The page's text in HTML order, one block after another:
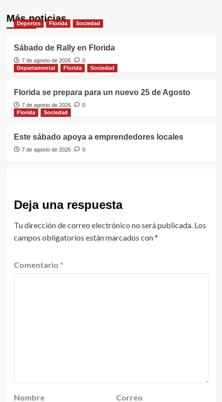
Más noticias
Deportes Florida Sociedad
Sábado de Rally en Florida
7 de agosto de 2026
0
Departamental
Florida Sociedad
Florida se prepara para un nuevo 25 de Agosto
7 de agosto de 2026
0
Florida
Sociedad
Este sábado apoya a emprendedores locales
7 de agosto de 2026 0
Deja una respuesta
Tu dirección de correo electrónico no será publicada. Los
campos obligatorios están marcados con*
Comentario *
Nombre Correo